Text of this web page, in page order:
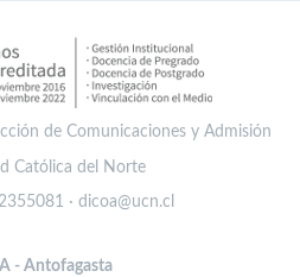
de Comunicaciones y Admisión
Católica del Norte
· dicoa@ucn.cl
- Antofagasta